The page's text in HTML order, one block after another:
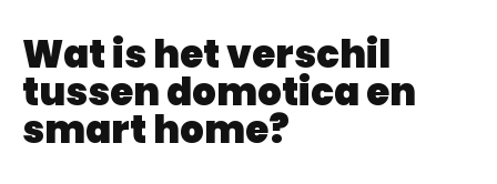
Wat is het verschil
tussen domotica en
smart home?